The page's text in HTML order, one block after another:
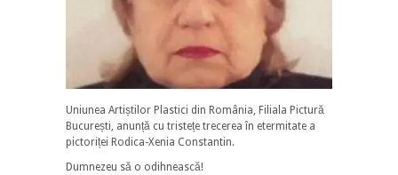
Uniunea Artiștilor Plastici din România, Filiala Pictură
București, anunță cu tristețe trecerea în etermitate a
pictoriței Rodica-Xenia Constantin.
Dumnezeu să o odihnească!